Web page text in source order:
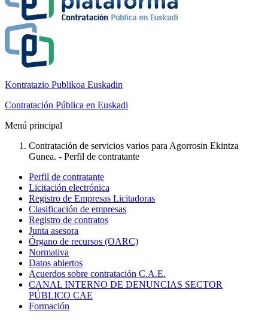
Kontratazio Publikoa Euskadin
Contratación Pública en Euskadi
Menú principal
Contratación de servicios varios para Agorrosin Ekintza
Gunea. - Perfil de contratante
Perfil de contratante
Licitación electrónica
Registro de Empresas Licitadoras
Clasificación de empresas
Registro de contratos
Junta asesora
Órgano de recursos (OARC)
Normativa
Datos abiertos
Acuerdos sobre contratación C.A.E.
CANAL INTERNO DE DENUNCIAS SECTOR
PÚBLICO CAE
Formación